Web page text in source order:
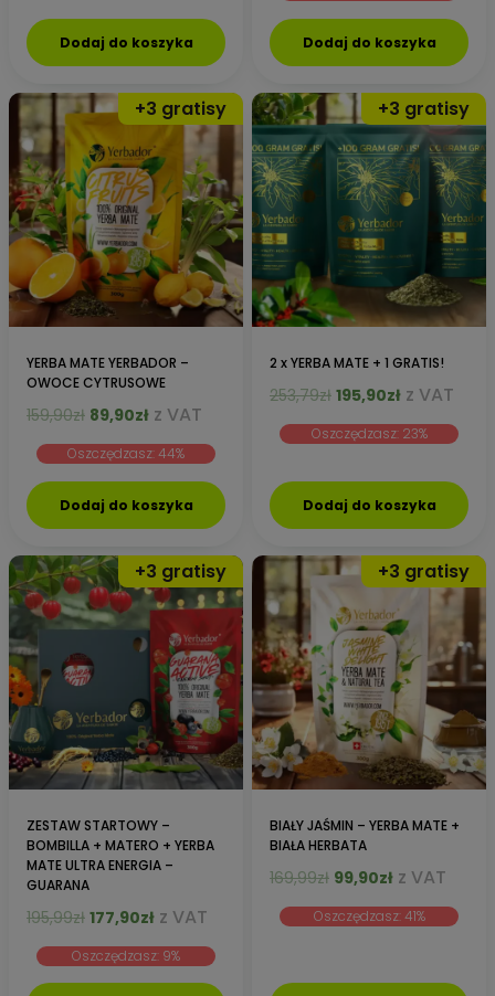
Dodaj do koszyka
159,99zł.87,90zł.
Dodaj do koszyka
YERBA MATE YERBADOR –
OWOCE CYTRUSOWE
159,90zł Pierwotna
wynosiła:
159,90zł.
89,90złAktualna
wynosi:
89,90zł.
z VAT
Oszczędzasz: 44%
Dodaj do koszyka
2 x YERBA MATE + 1 GRATIS!
253,79zł Pierwotna
wynosiła:
195,90złAktualna
wynosi:
z VAT
Oszczędzasz: 23%
Dodaj do koszyka
ZESTAW STARTOWY –
BOMBILLA + MATERO + YERBA
MATE ULTRA ENERGIA –
GUARANA
195,99zł Pierwotna
wynosiła:
195,99zł.
177,90złAktualna
wynosi:
177,90zł.
z VAT
Oszczędzasz: 9%
BIAŁY JAŚMIN – YERBA MATE +
BIAŁA HERBATA
169,99zł Pierwotna
wynosiła:
99,90złAktualna
wynosi:
z VAT
Oszczędzasz: 41%